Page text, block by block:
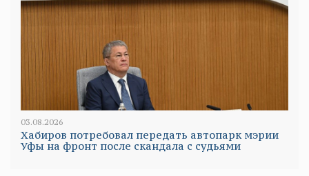
03.08.2026
Хабиров потребовал передать автопарк мэрии
Уфы на фронт после скандала с судьями